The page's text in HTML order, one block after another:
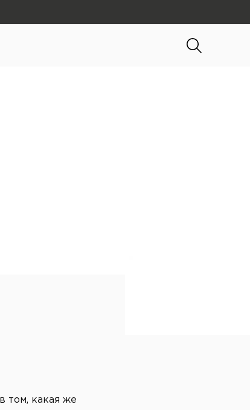
том, какая же